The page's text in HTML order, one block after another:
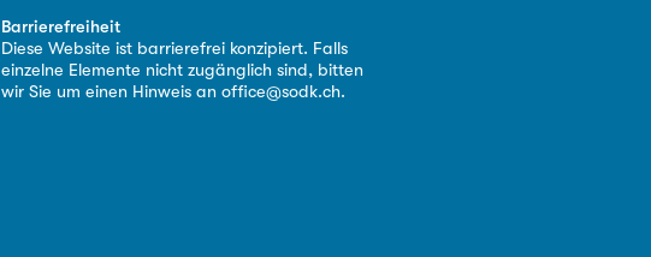
Barrierefreiheit
Diese Website ist barrierefrei konzipiert. Falls
einzelne Elemente nicht zugänglich sind, bitten
wir Sie um einen Hinweis anoffice@sodk.ch.